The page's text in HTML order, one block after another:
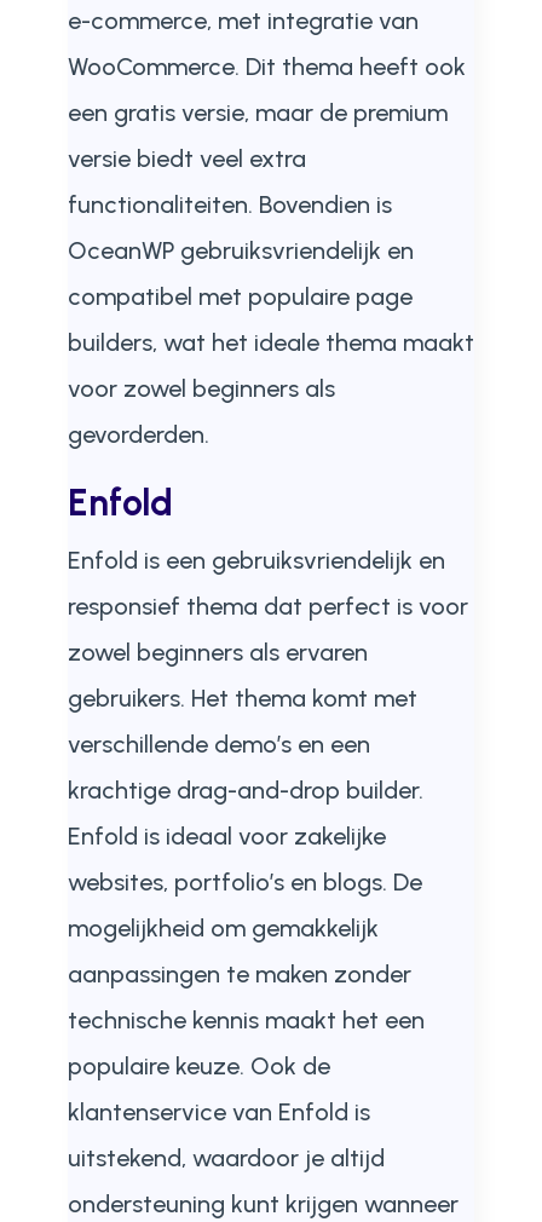
e-commerce, met integratie van
WooCommerce. Dit thema heeft ook
een gratis versie, maar de premium
versie biedt veel extra
functionaliteiten. Bovendien is
OceanWP gebruiksvriendelijk en
compatibel met populaire page
builders, wat het ideale thema maakt
voor zowel beginners als
gevorderden.
Enfold
Enfold is een gebruiksvriendelijk en
responsief thema dat perfect is voor
zowel beginners als ervaren
gebruikers. Het thema komt met
verschillende demo’s en een
krachtige drag-and-drop builder.
Enfold is ideaal voor zakelijke
websites, portfolio’s en blogs. De
mogelijkheid om gemakkelijk
aanpassingen te maken zonder
technische kennis maakt het een
populaire keuze. Ook de
klantenservice van Enfold is
uitstekend, waardoor je altijd
ondersteuning kunt krijgen wanneer